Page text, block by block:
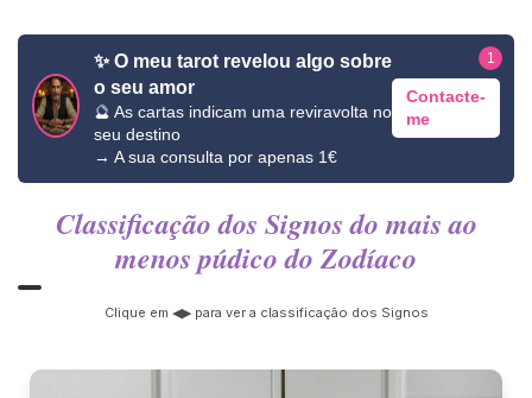
✨ O meu tarot revelou algo sobre
o seu amor
🔮 As cartas indicam uma reviravolta no
seu destino
→ A sua consulta por apenas 1€
Contacte-
me
1
Classificação dos Signos do mais ao
menos púdico do Zodíaco
Clique em ◀▶ para ver a classificação dos Signos